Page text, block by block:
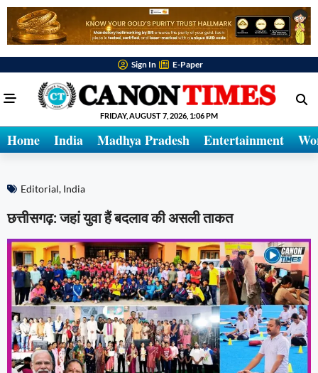
Sign In E-Paper
FRIDAY, AUGUST 7, 2026, 1:06 PM
Home India Madhya Pradesh Entertainment
Editorial, India
छत्तीसगढ़: जहां युवा हैं बदलाव की असली ताकत